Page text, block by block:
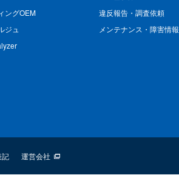
ングOEM
ジュ
違反報告・調査依頼
メンテナンス・障害情報
記 運営会社